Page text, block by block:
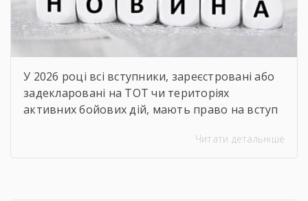
У 2026 році всі вступники, зареєстровані або
задекларовані на ТОТ чи територіях
активних бойових дій, мають право на вступ
участь в окремому конкурсі на бюджетні
Читати детальніше